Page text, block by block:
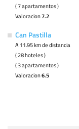
( 7 apartamentos )
Valoracion7.2
Can Pastilla
A 11.95 km de distancia
( 28 hoteles )
( 3 apartamentos )
Valoracion6.5